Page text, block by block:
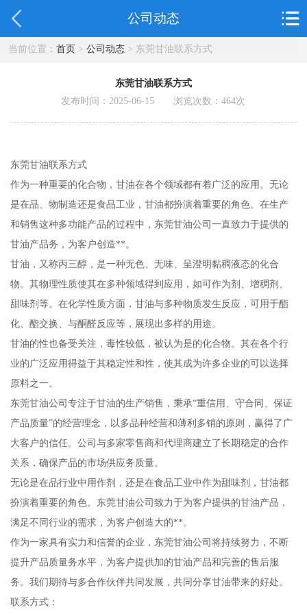
公司动态
当前位置： 首页> 公司动态> 东莞甘油联系方式
东莞甘油联系方式
发布时间：2025-06-15 浏览次数：464次
东莞甘油联系方式
作为一种重要的化合物，甘油在各个领域都有着广泛的应用。无论
是在品、物制造还是食品工业，甘油都扮演着重要的角色。在生产
和销售这种多功能产品的过程中，东莞甘油公司一直致力于提供的
甘油产品务，为客户创造**。
甘油，又称丙三醇，是一种无色、无味、呈澄明黏稠液态的化合
物。其物理性质使其在多种领域得到应用，如可作为剂、增稠剂、
甜味剂等。在化学性质方面，甘油与多种物质发生反应，可用于酯
化、酯交换、与酮醛反应等，展现出多样的用途。
甘油的性也备受关注，毒性较低，被认为是的化合物。其在各个行
业的广泛应用得益于其稳定性和性，使其成为许多企业的可以选择
原料之一。
东莞甘油公司专注于甘油的生产销售，秉承“重信用、守合同、保证
产品质量”的经营理念，以多品种经营和薄利多销的原则，赢得了广
大客户的信任。公司与多家零售商和代理商建立了长期稳定的合作
关系，确保产品的市场供应务质量。
无论是在品行业中用作剂，还是在食品工业中作为甜味剂，甘油都
扮演着重要的角色。东莞甘油公司致力于为客户提供的甘油产品，
满足不同行业的需求，为客户创造大的**。
作为一家具有实力和信誉的企业，东莞甘油公司将持续努力，不断
提升产品质量务水平，为客户提供加的甘油产品和完善的售后服
务。我们期待与多合作伙伴共同发展，共同分享甘油带来的好处。
联系方式：